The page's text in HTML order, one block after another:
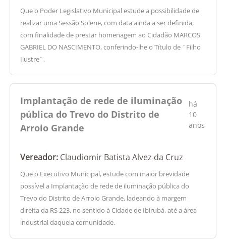
Que o Poder Legislativo Municipal estude a possibilidade de
realizar uma Sessão Solene, com data ainda a ser definida,
com finalidade de prestar homenagem ao Cidadão MARCOS
GABRIEL DO NASCIMENTO, conferindo-lhe o Título de ¨Filho
Ilustre¨.
Implantação de rede de iluminação
pública do Trevo do Distrito de
Arroio Grande
há
10
anos
Vereador: Claudiomir Batista Alvez da Cruz
Que o Executivo Municipal, estude com maior brevidade
possível a Implantação de rede de iluminação pública do
Trevo do Distrito de Arroio Grande, ladeando à margem
direita da RS 223, no sentido à Cidade de Ibirubá, até a área
industrial daquela comunidade.